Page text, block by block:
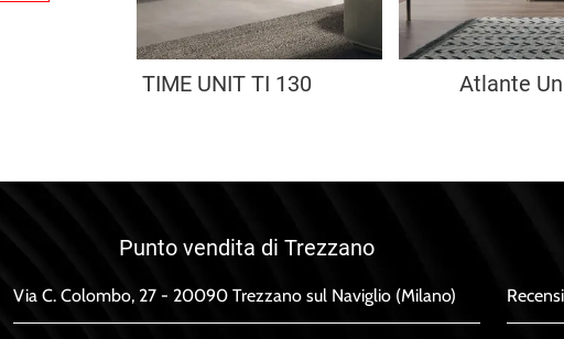
TIME UNIT TI 130 Atlante
Punto vendita di Trezzano
Via C. Colombo, 27 - 20090 Trezzano sul Naviglio (Milano)